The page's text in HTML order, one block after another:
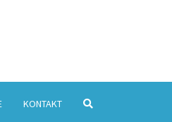
KONTAKT